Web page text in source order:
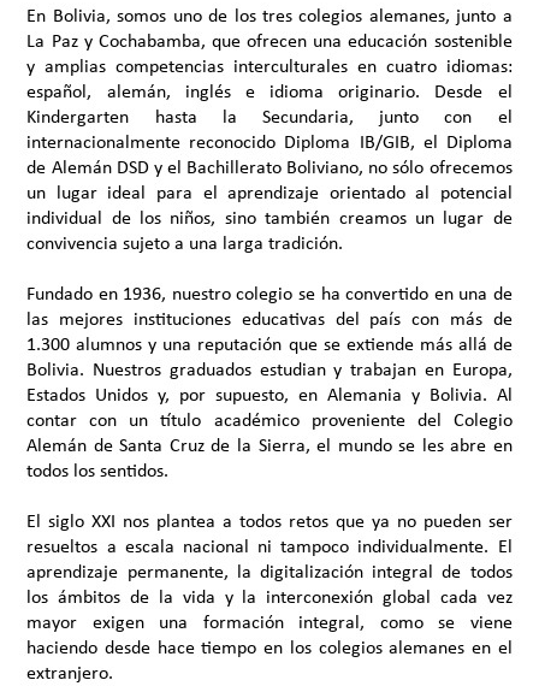
En Bolivia, somos uno de los tres colegios alemanes, junto a
La Paz y Cochabamba, que ofrecen una educación sostenible
y amplias competencias interculturales en cuatro idiomas:
español, alemán, inglés e idioma originario. Desde el
Kindergarten hasta la Secundaria, junto con el
internacionalmente reconocido Diploma IB/GIB, el Diploma
de Alemán DSD y el Bachillerato Boliviano, no sólo ofrecemos
un lugar ideal para el aprendizaje orientado al potencial
individual de los niños, sino también creamos un lugar de
convivencia sujeto a una larga tradición.
Fundado en 1936, nuestro colegio se ha convertido en una de
las mejores instituciones educativas del país con más de
1.300 alumnos y una reputación que se extiende más allá de
Bolivia. Nuestros graduados estudian y trabajan en Europa,
Estados Unidos y, por supuesto, en Alemania y Bolivia. Al
contar con un título académico proveniente del Colegio
Alemán de Santa Cruz de la Sierra, el mundo se les abre en
todos los sentidos.
El siglo XXI nos plantea a todos retos que ya no pueden ser
resueltos a escala nacional ni tampoco individualmente. El
aprendizaje permanente, la digitalización integral de todos
los ámbitos de la vida y la interconexión global cada vez
mayor exigen una formación integral, como se viene
haciendo desde hace tiempo en los colegios alemanes en el
extranjero.